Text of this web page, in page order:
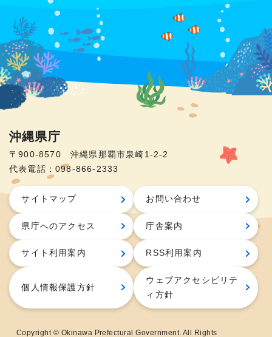
沖縄県庁
〒900-8570 沖縄県那覇市泉崎1-2-2
代表電話：098-866-2333
サイトマップ お問い合わせ
県庁へのアクセス 庁舎案内
サイト利用案内 RSS利用案内
個人情報保護方針
ウェブアクセシビリテ
ィ方針
Copyright © Okinawa Prefectural Government. All Rights